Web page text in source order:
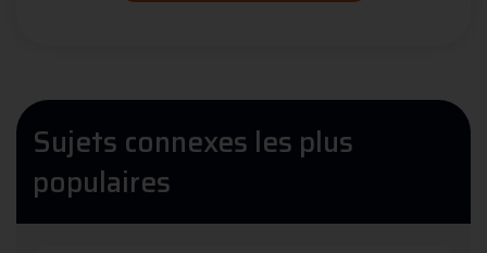
Sujets connexes les plus
populaires